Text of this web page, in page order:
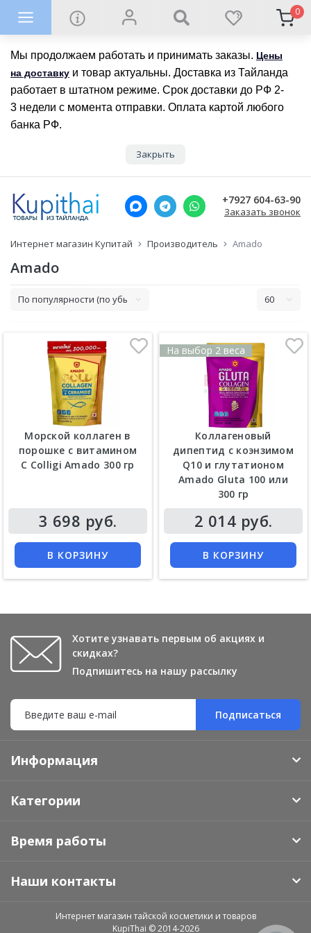
Мы продолжаем работать и принимать заказы. Цены
на доставку и товар актуальны. Доставка из Тайланда
работает в штатном режиме. Срок доставки до РФ 2-
3 недели с момента отправки. Оплата картой любого
банка РФ.
Закрыть
0
+7927 604-63-90
Заказать звонок
Интернет магазин Купитай Производитель Amado
Amado
Морской коллаген в
порошке с витамином
С Сolligi Amado 300 гр
3 698 руб.
В КОРЗИНУ
На выбор 2 веса
Коллагеновый
дипептид с коэнзимом
Q10 и глутатионом
Amado Gluta 100 или
300 гр
2 014 руб.
В КОРЗИНУ
Хотите узнавать первым об акциях и
скидках?
Подпишитесь на нашу рассылку
Подписаться
Информация
Категории
Время работы
Наши контакты
Интернет магазин тайской косметики и товаров
KupiThai © 2014-2026